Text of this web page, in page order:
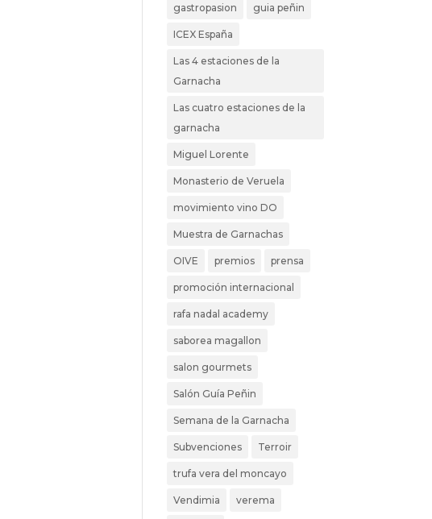
gastropasion guia peñin
ICEX España
Las 4 estaciones de la
Garnacha
Las cuatro estaciones de la
garnacha
Miguel Lorente
Monasterio de Veruela
movimiento vino DO
Muestra de Garnachas
OIVE premios prensa
promoción internacional
rafa nadal academy
saborea magallon
salon gourmets
Salón Guía Peñin
Semana de la Garnacha
Subvenciones Terroir
trufa vera del moncayo
Vendimia verema